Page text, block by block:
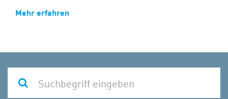
Mehr erfahren